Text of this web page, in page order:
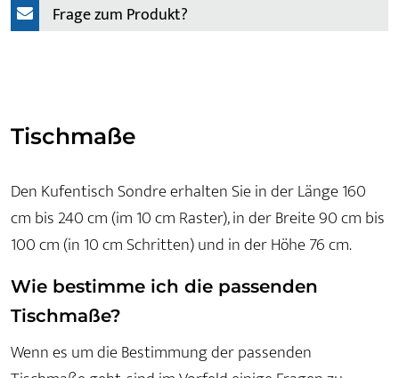
Frage zum Produkt?
Tischmaße
Den Kufentisch Sondre erhalten Sie in der Länge 160
cm bis 240 cm (im 10 cm Raster), in der Breite 90 cm bis
100 cm (in 10 cm Schritten) und in der Höhe 76 cm.
Wie bestimme ich die passenden
Tischmaße?
Wenn es um die Bestimmung der passenden